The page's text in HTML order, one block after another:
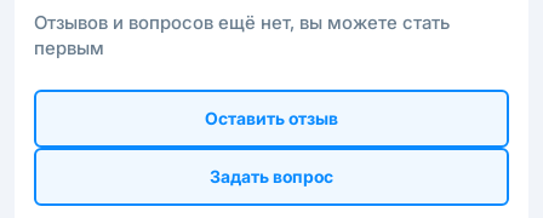
Отзывов и вопросов ещё нет, вы можете стать
первым
Оставить отзыв
Задать вопрос